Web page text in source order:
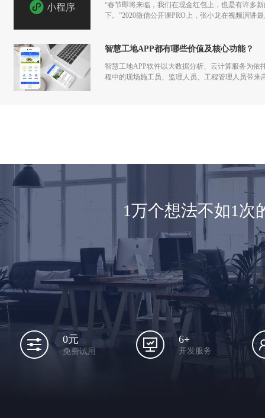
“春节即将来临，我们在现金红包上，也是有许多
下。”2020微信公开课PRO上，张小龙在视频演讲
智慧工地APP都有哪些价值及核心功能？
智慧工地APP软件以大数据分析、云计算服务为
程中的现场施工员、监理人员、工程管理人员带
1万个想法不如1次
0元
免费试用
6+
开发服务